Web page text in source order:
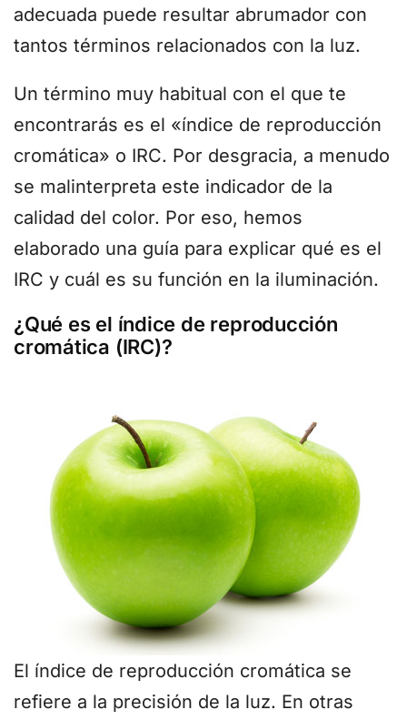
adecuada puede resultar abrumador con
tantos términos relacionados con la luz.
Un término muy habitual con el que te
encontrarás es el «índice de reproducción
cromática» o IRC. Por desgracia, a menudo
se malinterpreta este indicador de la
calidad del color. Por eso, hemos
elaborado una guía para explicar qué es el
IRC y cuál es su función en la iluminación.
¿Qué es el índice de reproducción
cromática (IRC)?
El índice de reproducción cromática se
refiere a la precisión de la luz. En otras